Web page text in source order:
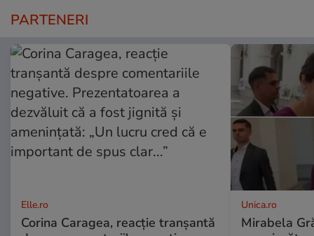
PARTENERI
Elle.ro
Corina Caragea, reacție tranșantă
Unica.ro
Mirabela